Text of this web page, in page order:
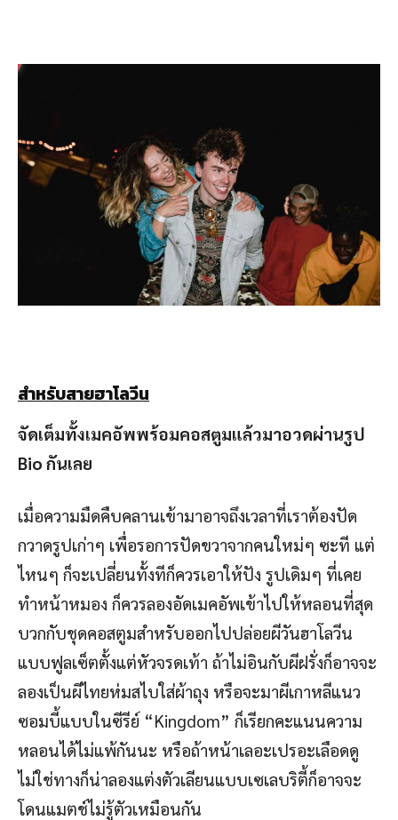
สำหรับสายฮาโลวีน
จัดเต็มทั้งเมคอัพพร้อมคอสตูมแล้วมาอวดผ่านรูป
Bio กันเลย
เมื่อความมืดคืบคลานเข้ามาอาจถึงเวลาที่เราต้องปัด
กวาดรูปเก่าๆ เพื่อรอการปัดขวาจากคนใหม่ๆ ซะที แต่
ไหนๆ ก็จะเปลี่ยนทั้งทีก็ควรเอาให้ปัง รูปเดิมๆ ที่เคย
ทำหน้าหมอง ก็ควรลองอัดเมคอัพเข้าไปให้หลอนที่สุด
บวกกับชุดคอสตูมสำหรับออกไปปล่อยผีวันฮาโลวีน
แบบฟูลเซ็ตตั้งแต่หัวจรดเท้า ถ้าไม่อินกับผีฝรั่งก็อาจจะ
ลองเป็นผีไทยห่มสไบใส่ผ้าถุง หรือจะมาผีเกาหลีแนว
ซอมบี้แบบในซีรีย์ “Kingdom” ก็เรียกคะแนนความ
หลอนได้ไม่แพ้กันนะ หรือถ้าหน้าเลอะเปรอะเลือดดู
ไม่ใช่ทางก็น่าลองแต่งตัวเลียนแบบเซเลบริตี้ก็อาจจะ
โดนแมตช์ไม่รู้ตัวเหมือนกัน